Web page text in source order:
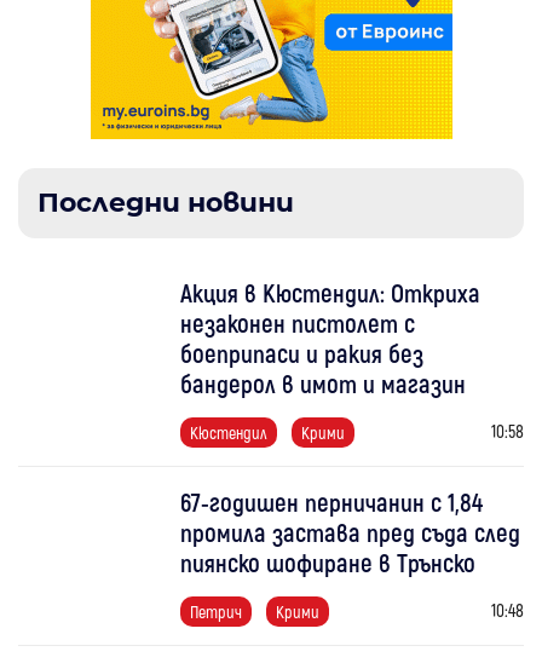
Последни новини
Акция в Кюстендил: Откриха
незаконен пистолет с
боеприпаси и ракия без
бандерол в имот и магазин
Кюстендил Крими 10:58
67-годишен перничанин с 1,84
промила застава пред съда след
пиянско шофиране в Трънско
Петрич Крими 10:48